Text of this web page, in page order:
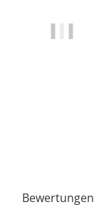
Bewertungen